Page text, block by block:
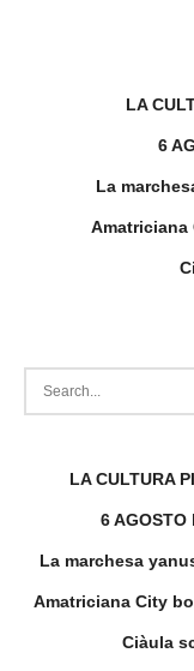
LA
6
La
Amatriciana
LA CULTURA
6
La marchesa
Amatriciana City
Ciàula